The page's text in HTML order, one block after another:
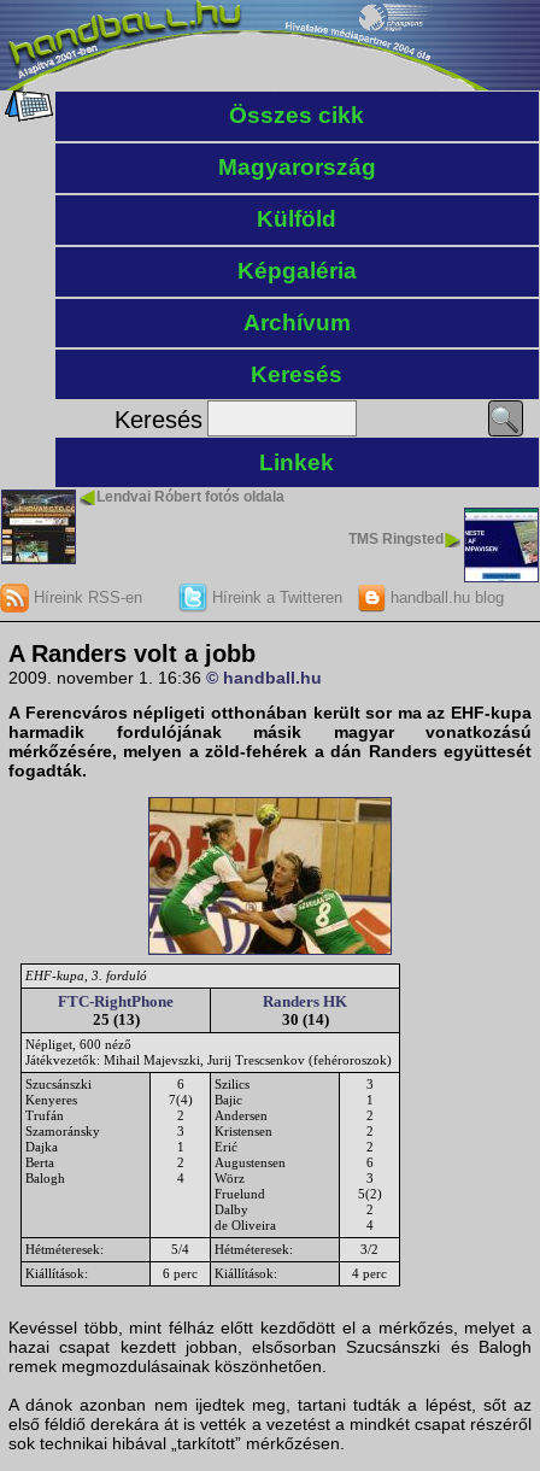
Összes cikk
Magyarország
Külföld
Képgaléria
Archívum
Keresés
Keresés
Linkek
Lendvai Róbert fotós oldala
TMS Ringsted
Híreink RSS-en Híreink a Twitteren handball.hu blog
A Randers volt a jobb
2009. november 1. 16:36 © handball.hu
A Ferencváros népligeti otthonában került sor ma az EHF-kupa
harmadik fordulójának másik magyar vonatkozású
mérkőzésére, melyen a zöld-fehérek a dán Randers együttesét
fogadták.
EHF-kupa, 3. forduló
FTC-RightPhone
25 (13)
Randers HK
30 (14)
Népliget, 600 néző
Játékvezetők: Mihail Majevszki, Jurij Trescsenkov (fehéroroszok)
Szucsánszki
Kenyeres
Trufán
Szamoránsky
Dajka
Berta
Balogh
6
7(4)
2
3
1
2
4
Szilics
Bajic
Andersen
Kristensen
Erić
Augustensen
Wörz
Fruelund
Dalby
de Oliveira
3
1
2
2
2
6
3
5(2)
2
4
Hétméteresek:
5/4 Hétméteresek:
3/2
Kiállítások:
6 perc Kiállítások: 4 perc
Kevéssel több, mint félház előtt kezdődött el a mérkőzés, melyet a
hazai csapat kezdett jobban, elsősorban Szucsánszki és Balogh
remek megmozdulásainak köszönhetően.
A dánok azonban nem ijedtek meg, tartani tudták a lépést, sőt az
első féldiő derekára át is vették a vezetést a mindkét csapat részéről
sok technikai hibával „tarkított” mérkőzésen.